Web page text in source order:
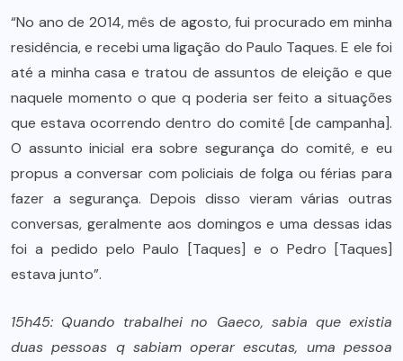
“No ano de 2014, mês de agosto, fui procurado em minha
residência, e recebi uma ligação do Paulo Taques. E ele foi
até a minha casa e tratou de assuntos de eleição e que
naquele momento o que q poderia ser feito a situações
que estava ocorrendo dentro do comitê [de campanha].
O assunto inicial era sobre segurança do comitê, e eu
propus a conversar com policiais de folga ou férias para
fazer a segurança. Depois disso vieram várias outras
conversas, geralmente aos domingos e uma dessas idas
foi a pedido pelo Paulo [Taques] e o Pedro [Taques]
estava junto”.
15h45: Quando trabalhei no Gaeco, sabia que existia
duas pessoas q sabiam operar escutas, uma pessoa